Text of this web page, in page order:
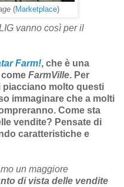
(Marketplace)
vanno così per il
Farm!, che è una
FarmVille. Per
molto questi
immaginare che a molti
Come sta
vendite? Pensate di
caratteristiche e
un maggiore
di vista delle vendite